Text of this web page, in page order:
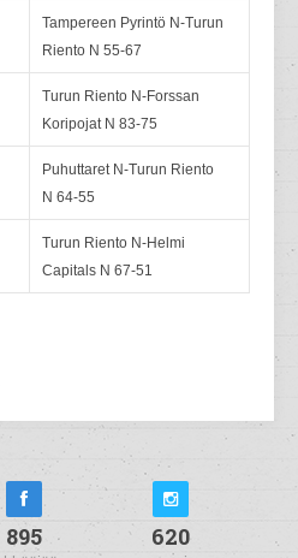
Tampereen Pyrintö N-Turun
Riento N 55-67
Turun Riento N-Forssan
Koripojat N 83-75
Puhuttaret N-Turun Riento
N 64-55
Turun Riento N-Helmi
Capitals N 67-51
895 620